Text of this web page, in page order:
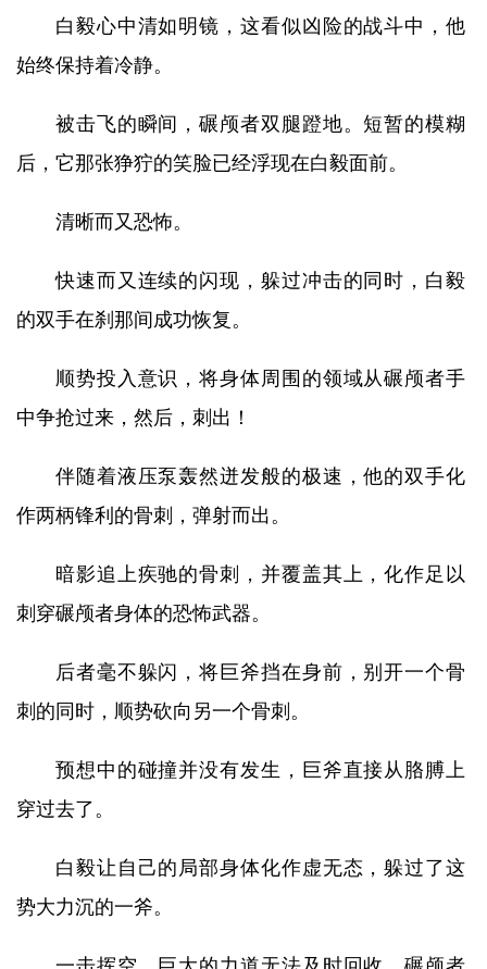
白毅心中清如明镜，这看似凶险的战斗中，他
始终保持着冷静。
被击飞的瞬间，碾颅者双腿蹬地。短暂的模糊
后，它那张狰狞的笑脸已经浮现在白毅面前。
清晰而又恐怖。
快速而又连续的闪现，躲过冲击的同时，白毅
的双手在刹那间成功恢复。
顺势投入意识，将身体周围的领域从碾颅者手
中争抢过来，然后，刺出！
伴随着液压泵轰然迸发般的极速，他的双手化
作两柄锋利的骨刺，弹射而出。
暗影追上疾驰的骨刺，并覆盖其上，化作足以
刺穿碾颅者身体的恐怖武器。
后者毫不躲闪，将巨斧挡在身前，别开一个骨
刺的同时，顺势砍向另一个骨刺。
预想中的碰撞并没有发生，巨斧直接从胳膊上
穿过去了。
白毅让自己的局部身体化作虚无态，躲过了这
势大力沉的一斧。